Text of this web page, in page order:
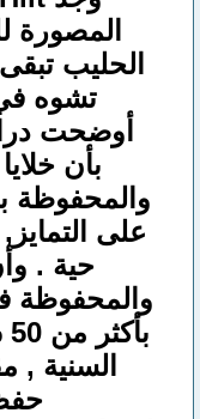
الحليب
تشوه
بأن
والمحفوظة
على
حية .
والمحفوظة
السنية ,